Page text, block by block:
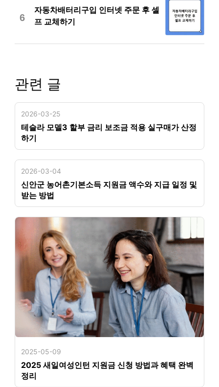
6
자동차배터리구입 인터넷 주문 후 셀
프 교체하기
관련 글
2026-03-25
테슬라 모델3 할부 금리 보조금 적용 실구매가 산정
하기
2026-03-04
신안군 농어촌기본소득 지원금 액수와 지급 일정 및
받는 방법
2025-05-09
2025 새일여성인턴 지원금 신청 방법과 혜택 완벽
정리